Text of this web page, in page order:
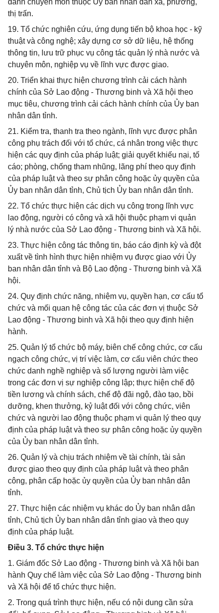
danh chuyên môn thuộc Ủy ban nhân dân xã, phường,
thị trấn.
19. Tổ chức nghiên cứu, ứng dụng tiến bộ khoa học - kỹ
thuật và công nghệ; xây dựng cơ sở dữ liệu, hệ thống
thông tin, lưu trữ phục vụ công tác quản lý nhà nước và
chuyên môn, nghiệp vụ về lĩnh vực được giao.
20. Triển khai thực hiện chương trình cải cách hành
chính của Sở Lao động - Thương binh và Xã hội theo
mục tiêu, chương trình cải cách hành chính của Ủy ban
nhân dân tỉnh.
21. Kiểm tra, thanh tra theo ngành, lĩnh vực được phân
công phụ trách đối với tổ chức, cá nhân trong việc thực
hiện các quy định của pháp luật; giải quyết khiếu nại, tố
cáo; phòng, chống tham nhũng, lãng phí theo quy định
của pháp luật và theo sự phân công hoặc ủy quyền của
Ủy ban nhân dân tỉnh, Chủ tịch Ủy ban nhân dân tỉnh.
22. Tổ chức thực hiện các dịch vụ công trong lĩnh vực
lao động, người có công và xã hội thuộc phạm vi quản
lý nhà nước của Sở Lao động - Thương binh và Xã hội.
23. Thực hiện công tác thông tin, báo cáo định kỳ và đột
xuất về tình hình thực hiện nhiệm vụ được giao với Ủy
ban nhân dân tỉnh và Bộ Lao động - Thương binh và Xã
hội.
24. Quy định chức năng, nhiệm vụ, quyền hạn, cơ cấu tổ
chức và mối quan hệ công tác của các đơn vị thuộc Sở
Lao động - Thương binh và Xã hội theo quy định hiện
hành.
25. Quản lý tổ chức bộ máy, biên chế công chức, cơ cấu
ngạch công chức, vị trí việc làm, cơ cấu viên chức theo
chức danh nghề nghiệp và số lượng người làm việc
trong các đơn vị sự nghiệp công lập; thực hiện chế độ
tiền lương và chính sách, chế độ đãi ngộ, đào tạo, bồi
dưỡng, khen thưởng, kỷ luật đối với công chức, viên
chức và người lao động thuộc phạm vi quản lý theo quy
định của pháp luật và theo sự phân công hoặc ủy quyền
của Ủy ban nhân dân tỉnh.
26. Quản lý và chịu trách nhiệm về tài chính, tài sản
được giao theo quy định của pháp luật và theo phân
công, phân cấp hoặc ủy quyền của Ủy ban nhân dân
tỉnh.
27. Thực hiện các nhiệm vụ khác do Ủy ban nhân dân
tỉnh, Chủ tịch Ủy ban nhân dân tỉnh giao và theo quy
định của pháp luật.
Điều 3. Tổ chức thực hiện
1. Giám đốc Sở Lao động - Thương binh và Xã hội ban
hành Quy chế làm việc của Sở Lao động - Thương binh
và Xã hội để tổ chức thực hiện.
2. Trong quá trình thực hiện, nếu có nội dung cần sửa